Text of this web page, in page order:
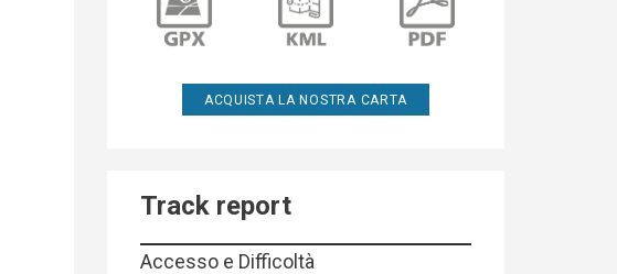
ACQUISTA LA NOSTRA CARTA
Track report
Accesso e Difficoltà